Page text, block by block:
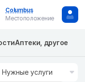
Columbus
Местоположение
Аптеки, другое
Нужные услуги